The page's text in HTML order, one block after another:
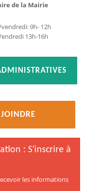
de la Mairie
9h- 12h
13h-16h
: S'inscrire à
les informations